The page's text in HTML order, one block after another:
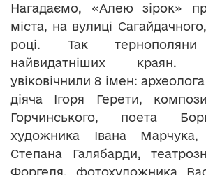
Нагадаємо, «Алею зірок»
міста, на вулиці
році. Так тернополяни
найвидатніших краян.
увіковічнили 8 імен:
діяча Ігоря Герети,
Горчинського, поета
художника Івана Марчука,
Степана Галябарди,
Форгеля, фотохудожника